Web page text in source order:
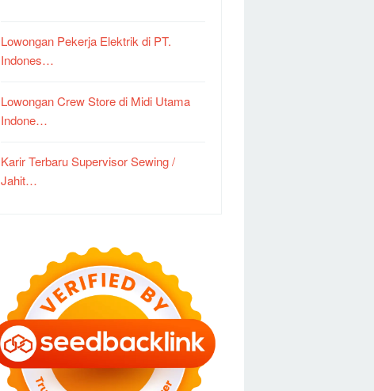
Lowongan Pekerja Elektrik di PT.
Indones…
Lowongan Crew Store di Midi Utama
Indone…
Karir Terbaru Supervisor Sewing /
Jahit…